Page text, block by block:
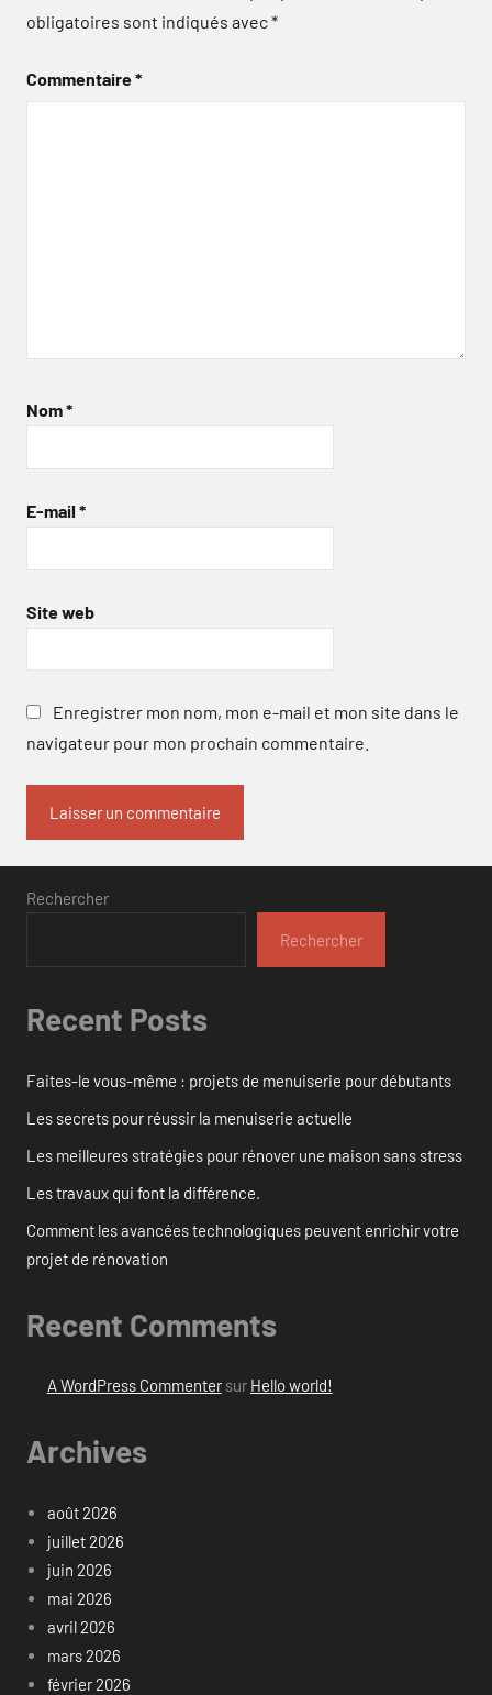
obligatoires sont indiqués avec*
Commentaire*
Nom*
E-mail *
Site web
Enregistrer mon nom, mon e-mail et mon site dans le
navigateur pour mon prochain commentaire.
Rechercher
Rechercher
Recent Posts
Faites-le vous-même : projets de menuiserie pour débutants
Les secrets pour réussir la menuiserie actuelle
Les meilleures stratégies pour rénover une maison sans stress
Les travaux qui font la différence.
Comment les avancées technologiques peuvent enrichir votre
projet de rénovation
Recent Comments
A WordPress Commentersur Hello world!
Archives
août 2026
juillet 2026
juin 2026
mai 2026
avril 2026
mars 2026
février 2026